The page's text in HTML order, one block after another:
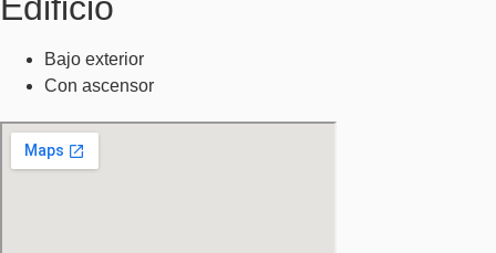
Edificio
Bajo exterior
Con ascensor